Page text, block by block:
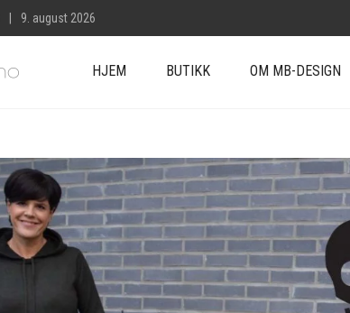
9. august 2026
HJEM BUTIKK OM MB-DESIGN